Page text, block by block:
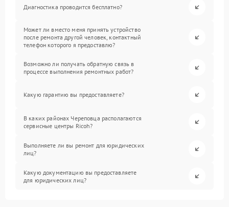
Диагностика проводится бесплатно?
Может ли вместо меня принять устройство
после ремонта другой человек, контактный
телефон которого я предоставлю?
Возможно ли получать обратную связь в
процессе выполнения ремонтных работ?
Какую гарантию вы предоставляете?
В каких районах Череповца располагаются
сервисные центры Ricoh?
Выполняете ли вы ремонт для юридических
лиц?
Какую документацию вы предоставляете
для юридических лиц?